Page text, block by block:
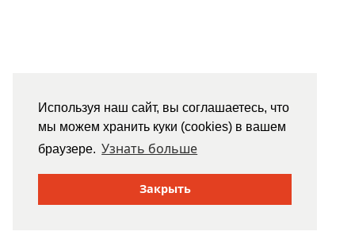
Используя наш сайт, вы соглашаетесь, что
мы можем хранить куки (cookies) в вашем
браузере. Узнать больше
Закрыть